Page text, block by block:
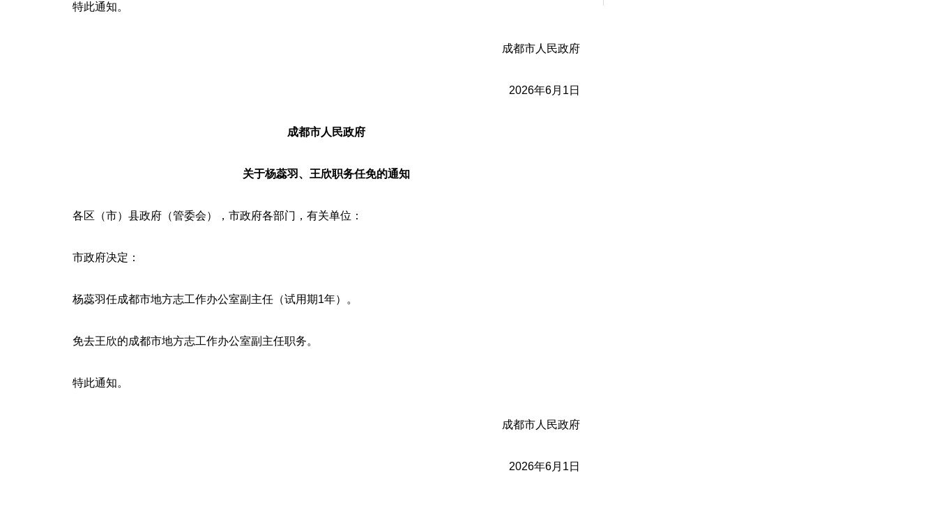
特此通知。
成都市人民政府
2026年6月1日
成都市人民政府
关于杨蕊羽、王欣职务任免的通知
各区（市）县政府（管委会），市政府各部门，有关单位：
市政府决定：
杨蕊羽任成都市地方志工作办公室副主任（试用期1年）。
免去王欣的成都市地方志工作办公室副主任职务。
特此通知。
成都市人民政府
2026年6月1日